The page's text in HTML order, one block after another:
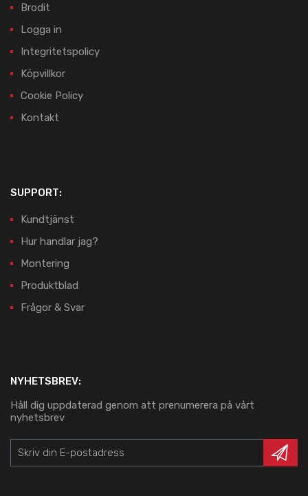
Brodit
Logga in
Integritetspolicy
Köpvillkor
Cookie Policy
Kontakt
SUPPORT:
Kundtjänst
Hur handlar jag?
Montering
Produktblad
Frågor & Svar
NYHETSBREV:
Håll dig uppdaterad genom att prenumerera på vårt
nyhetsbrev